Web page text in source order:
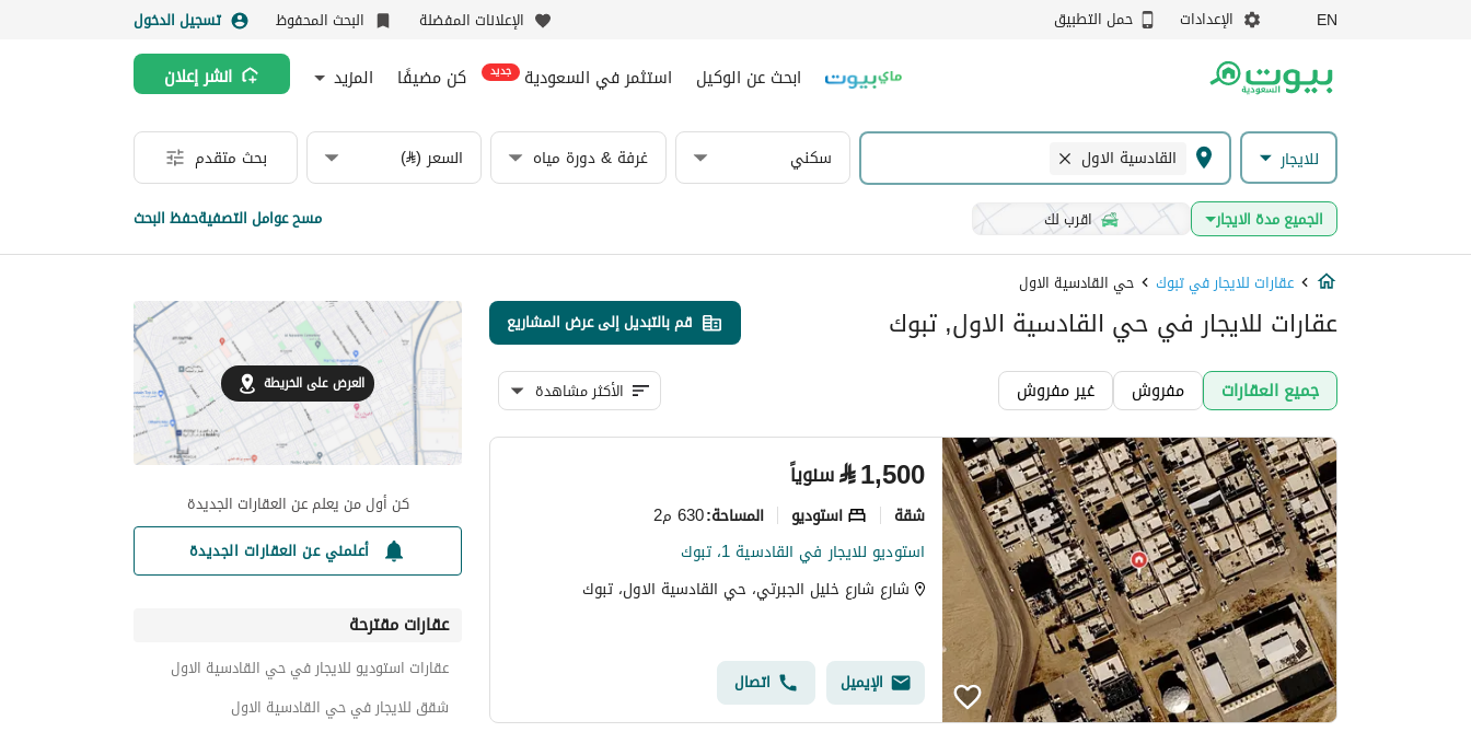
EN الإعدادات حمل التطبيق الإعلانات المفضلة البحث المحفوظ تسجيل الدخول
ابحث عن الوكيل استثمر في السعودية جديد كن مضيفًا المزيد انشر إعلان
للايجار القادسية الاول سكني غرفة & دورة مياه السعر (⃁) بحث متقدم
الجميع مدة الايجار اقرب لك مسح عوامل التصفيةحفظ البحث
عقارات للايجار في تبوك حي القادسية الاول
عقارات للايجار في حي القادسية الاول, تبوك قم بالتبديل إلى عرض المشاريع
جميع العقارات مفروش غير مفروش الأكثر مشاهدة
⃁1,500 سنوياً
شقة استوديو المساحة:630 م2
استوديو للايجار في القادسية 1، تبوك
شارع شارع خليل الجبرتي، حي القادسية الاول، تبوك
الإيميل اتصال
العرض على الخريطة
كن أول من يعلم عن العقارات الجديدة
أعلمني عن العقارات الجديدة
عقارات مقترحة
عقارات استوديو للايجار في حي القادسية الاول
شقق للايجار في حي القادسية الاول